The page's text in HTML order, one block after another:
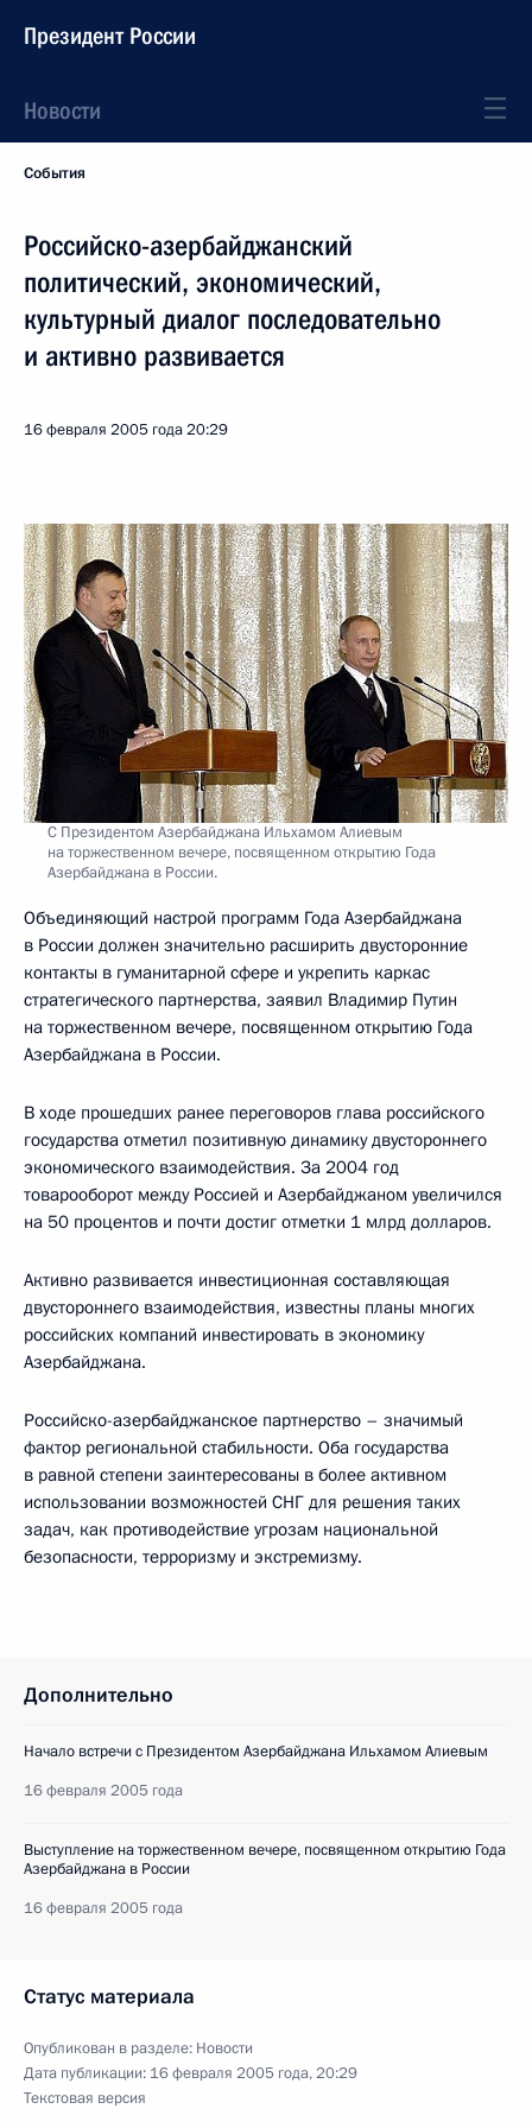
Президент России
Новости
События
Российско-азербайджанский
политический, экономический,
культурный диалог последовательно
и активно развивается
16 февраля 2005 года20:29
С Президентом Азербайджана Ильхамом Алиевым
на торжественном вечере, посвященном открытию Года
Азербайджана в России.
Объединяющий настрой программ Года Азербайджана
в России должен значительно расширить двусторонние
контакты в гуманитарной сфере и укрепить каркас
стратегического партнерства, заявил Владимир Путин
на торжественном вечере, посвященном открытию Года
Азербайджана в России.
В ходе прошедших ранее переговоров глава российского
государства отметил позитивную динамику двустороннего
экономического взаимодействия. За 2004 год
товарооборот между Россией и Азербайджаном увеличился
на 50 процентов и почти достиг отметки 1 млрд долларов.
Активно развивается инвестиционная составляющая
двустороннего взаимодействия, известны планы многих
российских компаний инвестировать в экономику
Азербайджана.
Российско-азербайджанское партнерство – значимый
фактор региональной стабильности. Оба государства
в равной степени заинтересованы в более активном
использовании возможностей СНГ для решения таких
задач, как противодействие угрозам национальной
безопасности, терроризму и экстремизму.
Дополнительно
Начало встречи с Президентом Азербайджана Ильхамом Алиевым
16 февраля 2005 года
Выступление на торжественном вечере, посвященном открытию Года
Азербайджана в России
16 февраля 2005 года
Статус материала
Опубликован в разделе: Новости
Дата публикации: 16 февраля 2005 года, 20:29
Текстовая версия